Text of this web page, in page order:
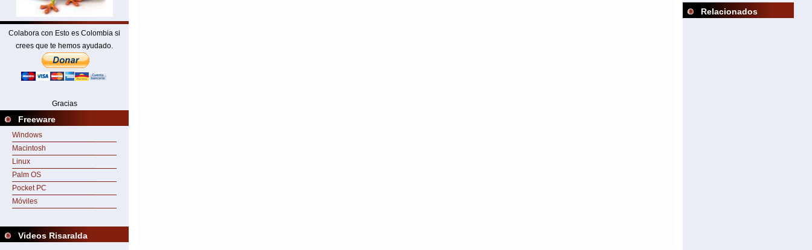
Colabora con Esto es Colombia si
crees que te hemos ayudado.
Gracias
Freeware
Windows
Macintosh
Linux
Palm OS
Pocket PC
Móviles
Videos Risaralda
Relacionados